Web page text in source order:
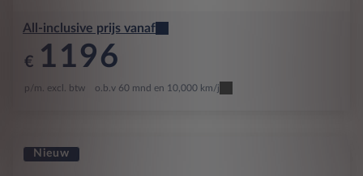
All-inclusive prijs vanaf
€ 1196
p/m. excl. btw o.b.v 60 mnd en 10,000 km/j
Nieuw